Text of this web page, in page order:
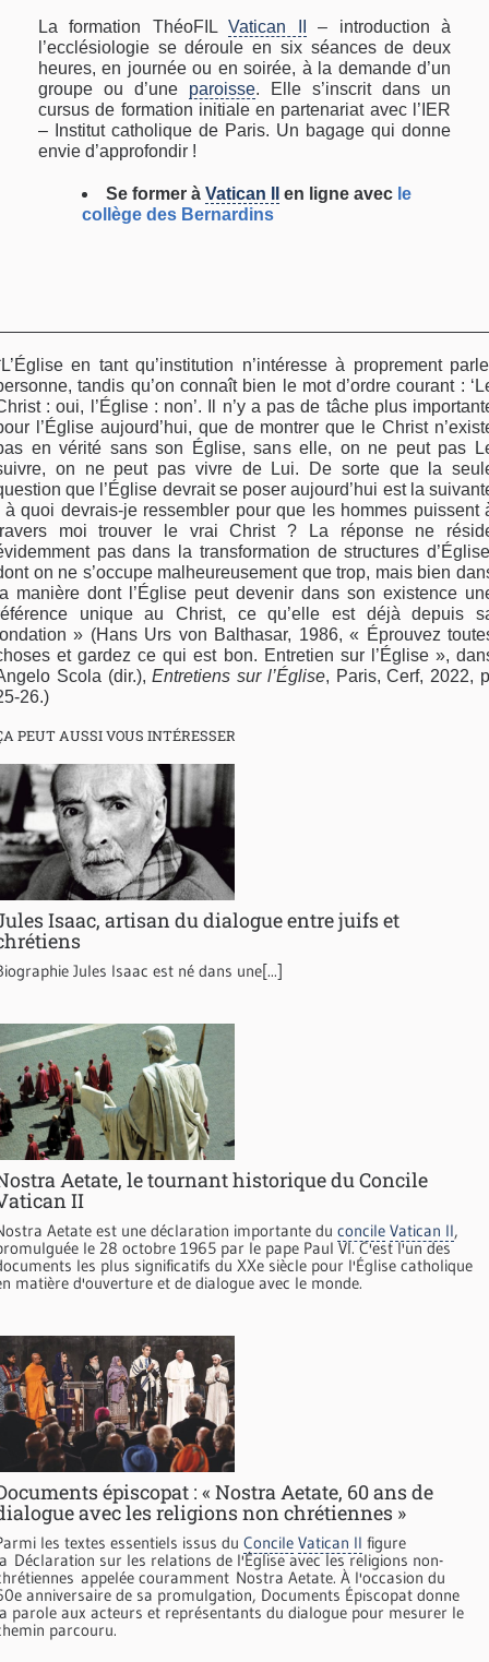
La formation ThéoFILVatican II
– introduction à
l’ecclésiologie se déroule en six séances de deux
heures, en journée ou en soirée, à la demande d’un
groupe ou d’une paroisse. Elle s’inscrit dans un
cursus de formation initiale en partenariat avec l’IER
– Institut catholique de Paris. Un bagage qui donne
envie d’approfondir !
Se former à Vatican II en ligne avec le
collège des Bernardins
en tant qu’institution n’intéresse à proprement
tandis qu’on connaît bien le mot d’ordre courant :
: oui, l’Église : non’. Il n’y a pas de tâche plus
l’Église aujourd’hui, que de montrer que le Christ
en vérité sans son Église, sans elle, on ne peut pas
on ne peut pas vivre de Lui. De sorte que la
que l’Église devrait se poser aujourd’hui est la
à quoi devrais-je ressembler pour que les hommes puissent
moi trouver le vrai Christ ? La réponse ne
pas dans la transformation de structures
on ne s’occupe malheureusement que trop, mais bien
manière dont l’Église peut devenir dans son existence
unique au Christ, ce qu’elle est déjà depuis
» (Hans Urs von Balthasar, 1986, « Éprouvez
et gardez ce qui est bon. Entretien sur l’Église »,
Scola (dir.),Entretiens sur l’Église, Paris, Cerf, 2022,
26.)
PEUT AUSSI VOUS INTÉRESSER
Isaac, artisan du dialogue entre juifs et
Jules Isaac est né dans une[...]
Aetate, le tournant historique du Concile
II
Aetate est une déclaration importante du concile Vatican II,
le 28 octobre 1965 par le pape Paul VI. C'est l'un des
les plus significatifs du XXe siècle pour l'Église catholique
matière d'ouverture et de dialogue avec le monde.
épiscopat : « Nostra Aetate, 60 ans de
avec les religions non chrétiennes »
les textes essentiels issus du Concile Vatican II figure
Déclaration sur les relations de l'Église avec les religions non-
appelée couramment Nostra Aetate. À l'occasion du
anniversaire de sa promulgation, Documents Épiscopat donne
parole aux acteurs et représentants du dialogue pour mesurer le
parcouru.